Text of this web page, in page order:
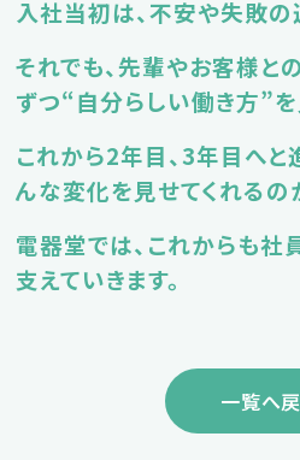
入社当初は、不安や失敗の
それでも、先輩やお客様と
ずつ“自分らしい働き方”を
これから2年目、3年目へと
んな変化を見せてくれるの
電器堂では、これからも社
支えていきます。
一覧へ